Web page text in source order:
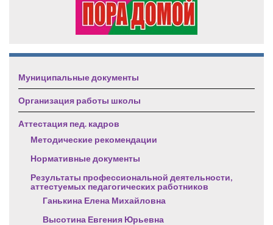
Муниципальные документы
Организация работы школы
Аттестация пед. кадров
Методические рекомендации
Нормативные документы
Результаты профессиональной деятельности,
аттестуемых педагогических работников
Ганькина Елена Михайловна
Высотина Евгения Юрьевна